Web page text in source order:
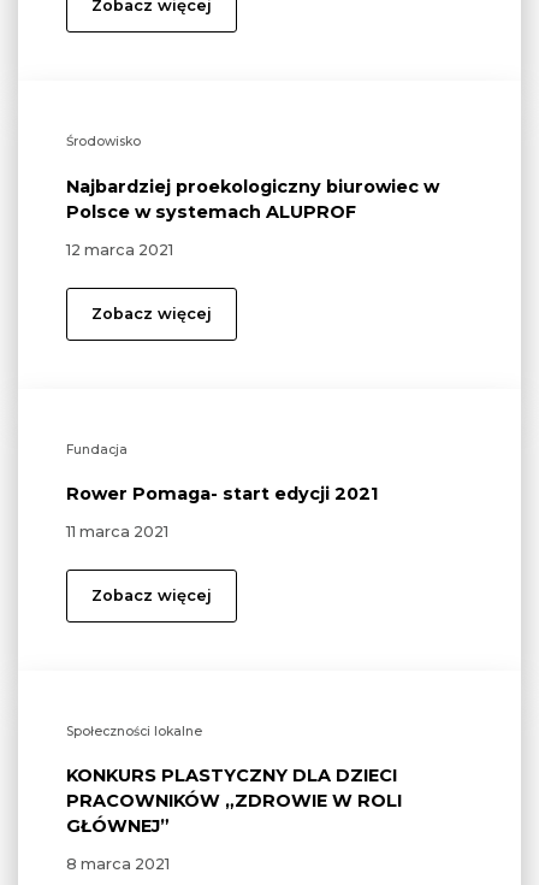
Zobacz więcej
Środowisko
Najbardziej proekologiczny biurowiec w
Polsce w systemach ALUPROF
12 marca 2021
Zobacz więcej
Fundacja
Rower Pomaga- start edycji 2021
11 marca 2021
Zobacz więcej
Społeczności lokalne
KONKURS PLASTYCZNY DLA DZIECI
PRACOWNIKÓW „ZDROWIE W ROLI
GŁÓWNEJ”
8 marca 2021